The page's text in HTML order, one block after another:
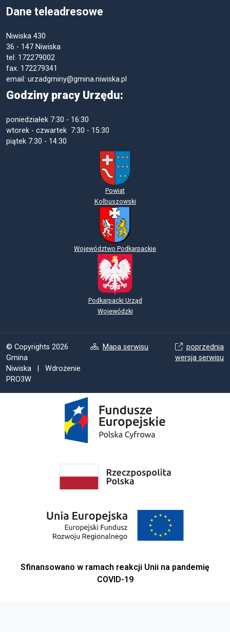
Dane teleadresowe
Niwiska 430
36 - 147 Niwiska
tel: 172279002
fax. 172279341
email: urzadgminy@gmina.niwiska.pl
Godziny pracy Urzędu:
poniedziałek 7:30 - 16:30
wtorek - czwartek 7:30 - 15:30
piątek 7:30 - 14:30
Powiat
Kolbuszowski
Województwo Podkarpackie
Podkarpacki Urząd
Wojewódzki
© Copyrights 2026
Gmina
Niwiska | Wdrożenie
PRO3W
Mapa serwisu
poprzednia
wersja serwisu
Sfinansowano w ramach reakcji Unii na pandemię
COVID-19